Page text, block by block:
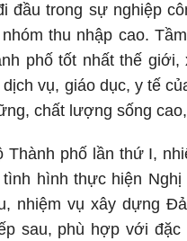
đầu trong sự nghiệp
thu nhập cao.
phố tốt nhất thế
vụ, giáo dục, y tế
chất lượng sống
phố lần thứ I,
hình thực hiện
nhiệm vụ xây dựng
sau, phù hợp với